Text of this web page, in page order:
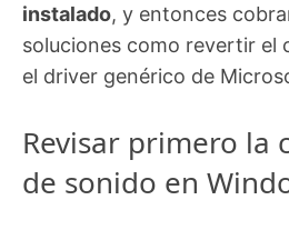
instalado, y entonces
soluciones como revertir el
el driver genérico de
Revisar primero la
de sonido en